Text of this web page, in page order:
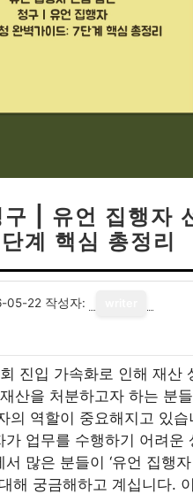
| 유언 집행자
계 핵심 총정리
05-22 작성자:
진입 가속화로 인해 재산
산을 처분하고자 하는 분
의 역할이 중요해지고 있
업무를 수행하기 어려운
많은 분들이 ‘유언 집행자
해 궁금해하고 계십니다.